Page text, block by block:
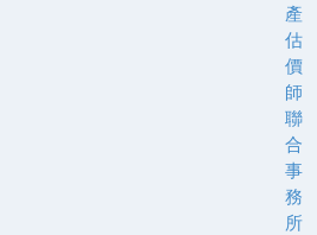
產
估
價
師
聯
合
事
務
所